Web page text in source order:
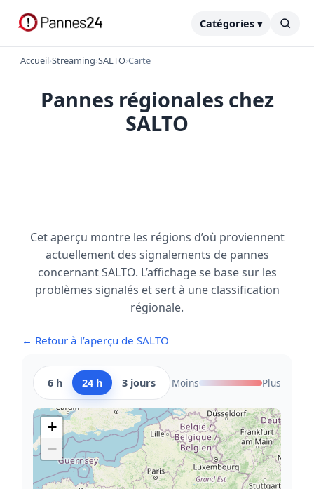
Catégories ▾
Accueil›Streaming›SALTO›Carte
Pannes régionales chez
SALTO
Cet aperçu montre les régions d’où proviennent
actuellement des signalements de pannes
concernant SALTO. L’affichage se base sur les
problèmes signalés et sert à une classification
régionale.
← Retour à l’aperçu de SALTO
6 h 24 h 3 jours Moins Plus
+
−